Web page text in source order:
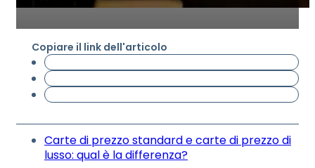
Copiare il link dell'articolo
Carte di prezzo standard e carte di prezzo di
lusso: qual è la differenza?